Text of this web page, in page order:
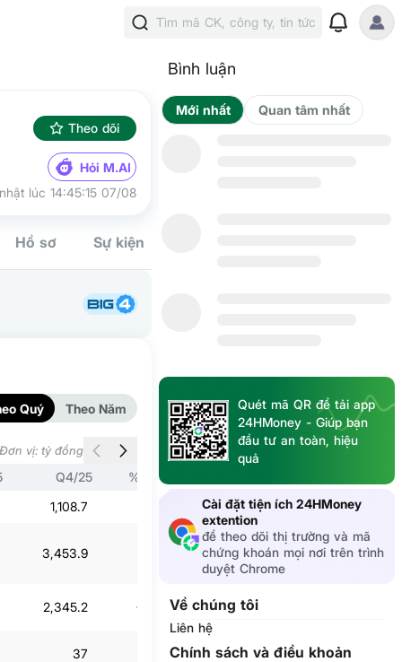
Tìm mã CK, công ty, tin tức
Theo dõi
Hỏi M.AI
lúc 14:45:15 07/08
Hồ sơ Sự kiện
Quý Theo Năm
Đơn vị: tỷ đồng
Q4/25 % Q4/24
1,108.7 828 -2.8%
3,453.9 2,961.6 16.4%
2,345.2 -26.7% 2,133.7
37 37.6% 58.7 27%
Bình luận
Mới nhất
Quét mã QR để tải app
24HMoney - Giúp bạn
đầu tư an toàn, hiệu
quả
Cài đặt tiện ích 24HMoney
extention
để theo dõi thị trường và mã
chứng khoán mọi nơi trên trình
duyệt Chrome
Về chúng tôi
Liên hệ
Chính sách và điều khoản